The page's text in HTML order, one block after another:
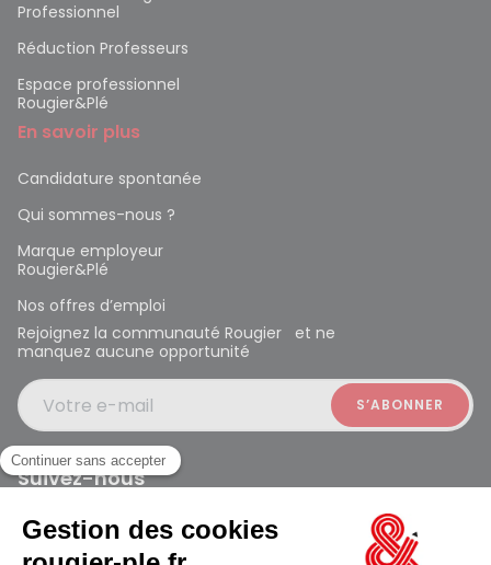
Professionnel
Réduction Professeurs
Espace professionnel
Rougier&Plé
En savoir plus
Candidature spontanée
Qui sommes-nous ?
Marque employeur
Rougier&Plé
Nos offres d’emploi
Rejoignez la communauté Rougier et ne
manquez aucune opportunité
Votre e-mail
Suivez-nous